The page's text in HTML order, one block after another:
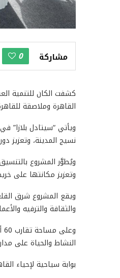
مشاركة 0
كشفت الكان للتنمية
القاهرة وملاصقة
ويأتي “سيتادل بلازا”
نسيج المدينة، وتعزيز
ويُطوَّر المشروع
وتعزيز مكانتها على
ويقع المشروع شرق
والثقافة والترفيه
النشاط والحياة على
بوابة سياحية لإحياء